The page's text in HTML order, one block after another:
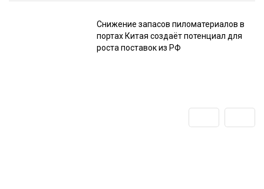
Снижение запасов пиломатериалов в
портах Китая создаёт потенциал для
роста поставок из РФ